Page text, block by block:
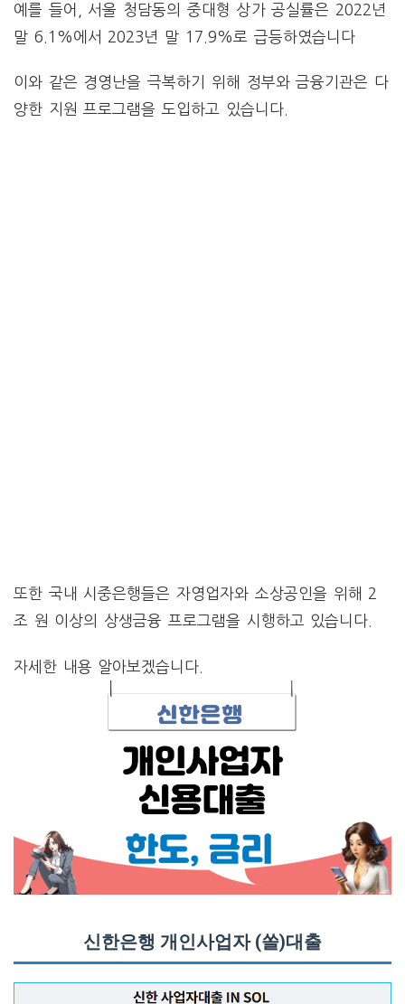
예를 들어, 서울 청담동의 중대형 상가 공실률은 2022년
말 6.1%에서 2023년 말 17.9%로 급등하였습니다​
이와 같은 경영난을 극복하기 위해 정부와 금융기관은 다
양한 지원 프로그램을 도입하고 있습니다.
또한 국내 시중은행들은 자영업자와 소상공인을 위해 2
조 원 이상의 상생금융 프로그램을 시행하고 있습니다.
자세한 내용 알아보겠습니다.
신한은행 개인사업자 (쏠)대출